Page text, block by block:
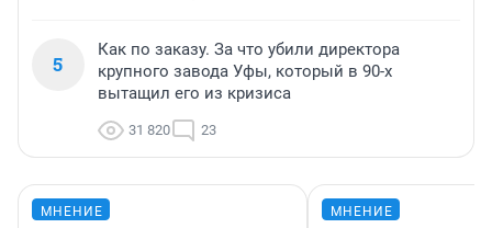
5
Как по заказу. За что убили директора
крупного завода Уфы, который в 90-х
вытащил его из кризиса
31 820 23
МНЕНИЕ МНЕНИЕ